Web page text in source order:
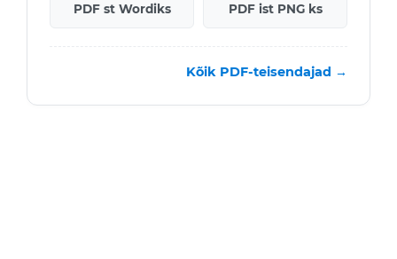
PDF st Wordiks PDF ist PNG ks
Kõik PDF-teisendajad →